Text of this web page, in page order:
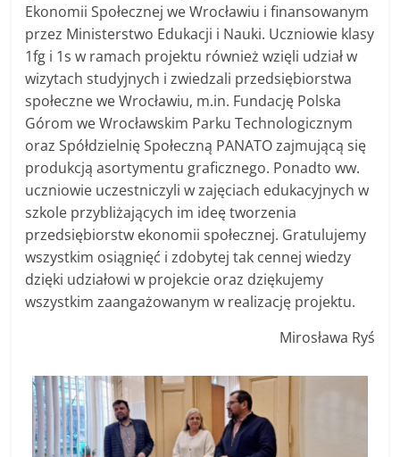
Ekonomii Społecznej we Wrocławiu i finansowanym
przez Ministerstwo Edukacji i Nauki. Uczniowie klasy
1fg i 1s w ramach projektu również wzięli udział w
wizytach studyjnych i zwiedzali przedsiębiorstwa
społeczne we Wrocławiu, m.in. Fundację Polska
Górom we Wrocławskim Parku Technologicznym
oraz Spółdzielnię Społeczną PANATO zajmującą się
produkcją asortymentu graficznego. Ponadto ww.
uczniowie uczestniczyli w zajęciach edukacyjnych w
szkole przybliżających im ideę tworzenia
przedsiębiorstw ekonomii społecznej. Gratulujemy
wszystkim osiągnięć i zdobytej tak cennej wiedzy
dzięki udziałowi w projekcie oraz dziękujemy
wszystkim zaangażowanym w realizację projektu.
Mirosława Ryś